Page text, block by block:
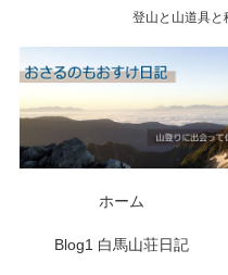
登山と山道具と
ホーム
Blog1 白馬山荘日記